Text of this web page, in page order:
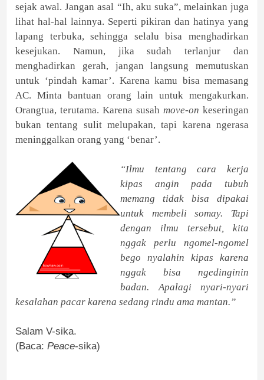
sejak awal. Jangan asal “Ih, aku suka”, melainkan juga
lihat hal-hal lainnya. Seperti pikiran dan hatinya yang
lapang terbuka, sehingga selalu bisa menghadirkan
kesejukan. Namun, jika sudah terlanjur dan
menghadirkan gerah, jangan langsung memutuskan
untuk ‘pindah kamar’. Karena kamu bisa memasang
AC. Minta bantuan orang lain untuk mengakurkan.
Orangtua, terutama. Karena susah move-on keseringan
bukan tentang sulit melupakan, tapi karena ngerasa
meninggalkan orang yang ‘benar’.
“Ilmu tentang cara kerja
kipas angin pada tubuh
memang tidak bisa dipakai
untuk membeli somay. Tapi
dengan ilmu tersebut, kita
nggak perlu ngomel-ngomel
bego nyalahin kipas karena
nggak bisa ngedinginin
badan. Apalagi nyari-nyari
kesalahan pacar karena sedang rindu ama mantan.”
Salam V-sika.
(Baca: Peace-sika)